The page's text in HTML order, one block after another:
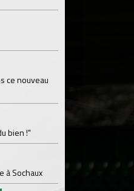
ce nouveau
bien !"
à Sochaux